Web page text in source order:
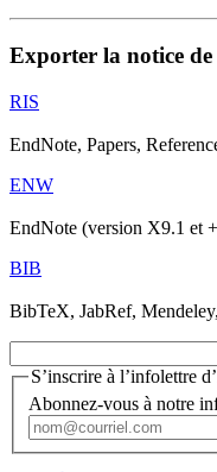
Exporter la notice de
RIS
EndNote, Papers,
ENW
EndNote (version X9.1 et
BIB
BibTeX, JabRef,
S’inscrire à l’infolettre
Abonnez-vous à notre